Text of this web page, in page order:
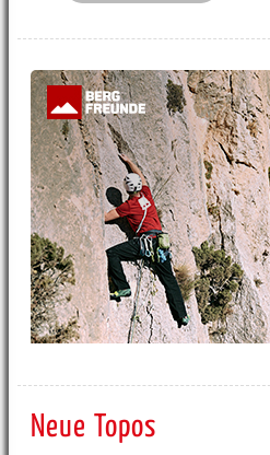
Neue Topos